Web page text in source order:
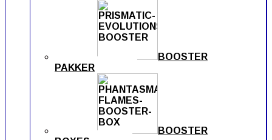
BOOSTER
PAKKER
BOOSTER